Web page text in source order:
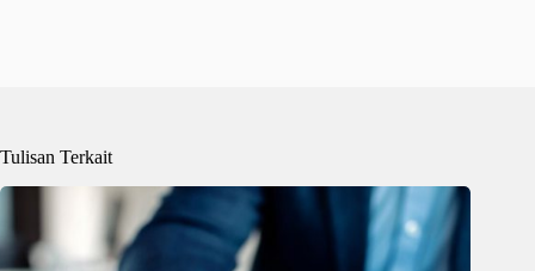
Tulisan Terkait